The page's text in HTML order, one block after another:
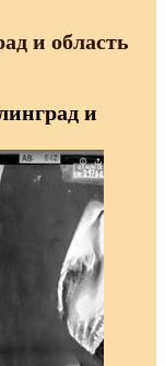
и область
и